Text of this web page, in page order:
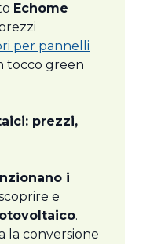
Echome
per pannelli
tocco green
prezzi,
i
e
.
la conversione